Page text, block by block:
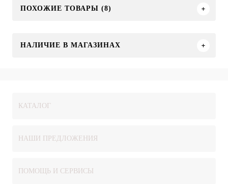
ПОХОЖИЕ ТОВАРЫ (8)
НАЛИЧИЕ В МАГАЗИНАХ
КАТАЛОГ
НАШИ ПРЕДЛОЖЕНИЯ
ПОМОЩЬ И СЕРВИСЫ